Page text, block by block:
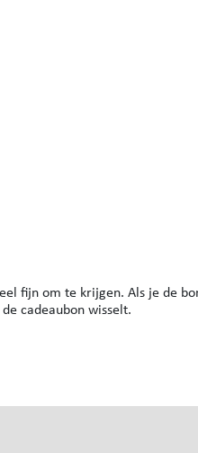
fijn om te krijgen. Als je de
cadeaubon wisselt.